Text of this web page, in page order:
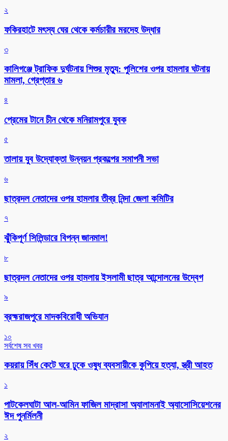
২
ফকিরহাটে মৎস্য ঘের থেকে কর্মচারীর মরদেহ উদ্ধার
৩
কালিগঞ্জে ট্রাফিক দুর্ঘটনায় শিশুর মৃত্যু: পুলিশের ওপর হামলার ঘটনায়
মামলা, গ্রেপ্তার ৬
৪
প্রেমের টানে চীন থেকে মনিরামপুরে যুবক
৫
তালায় যুব উদ্যোক্তা উন্নয়ন প্রকল্পের সমাপনী সভা
৬
ছাত্রদল নেতাদের ওপর হামলার তীব্র নিন্দা জেলা কমিটির
৭
ঝুঁকিপূর্ণ সিলিন্ডারে বিপন্ন জানমাল!
৮
ছাত্রদল নেতাদের ওপর হামলায় ইসলামী ছাত্র আন্দোলনের উদ্বেগ
৯
ব্রহ্মরাজপুরে মাদকবিরোধী অভিযান
১০
সর্বশেষ সব খবর
কয়রায় সিঁধ কেটে ঘরে ঢুকে ওষুধ ব্যবসায়ীকে কুপিয়ে হত্যা, স্ত্রী আহত
১
পাটকেলঘাটা আল-আমিন ফাজিল মাদ্রাসা অ্যালামনাই অ্যাসোসিয়েশনের
ঈদ পুনর্মিলনী
২